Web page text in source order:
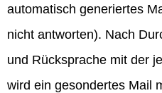
automatisch generiertes
nicht antworten). Nach
und Rücksprache mit der
wird ein gesondertes Mail